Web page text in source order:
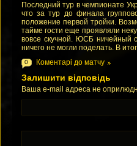
Последний тур в чемпионате
что за тур до финала
положение первой тройки.
тайме гости еще проявляли
вовсе скучной. ЮСБ ничейный
ничего не могли поделать. В
0 Коментарі до матчу
Залишити відповідь
Ваша e-mail адреса не